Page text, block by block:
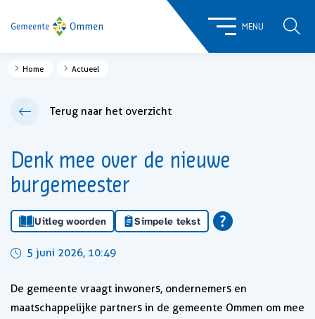
MENU
Home Actueel
Terug naar het overzicht
Denk mee over de nieuwe
burgemeester
Uitleg woorden Simpele tekst
5 juni 2026, 10:49
De gemeente vraagt inwoners, ondernemers en
maatschappelijke partners in de gemeente Ommen om mee